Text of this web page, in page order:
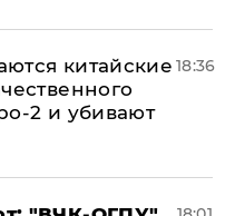
китайские
2 и убивают
18:36